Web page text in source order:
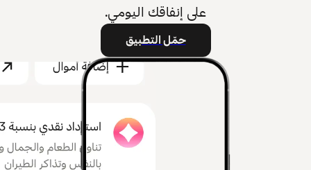
على إنفاقك اليومي.
حمّل التطبيق